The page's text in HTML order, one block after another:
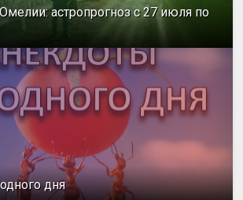
астропрогноз с 27 июля по
дня